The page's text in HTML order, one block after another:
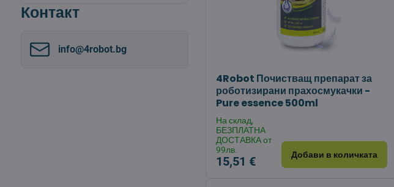
4Robot Почистващ препарат за
роботизирани прахосмукачки -
Pure essence 500ml
На склад,
БЕЗПЛАТНА
ДОСТАВКА от
99лв.
15,51 € Добави в количката
за
по
Контакт
info​@4robot​.bg